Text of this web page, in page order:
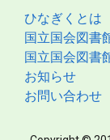
ひなぎくとは
国立国会図書
国立国会図書
お知らせ
お問い合わせ